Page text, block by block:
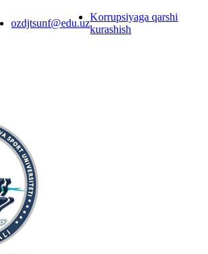
ozdjtsunf@edu.uz
Korrupsiyaga qarshi
kurashish